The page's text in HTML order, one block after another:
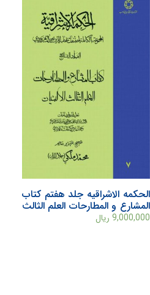
الحکمه الاشراقیه جلد هفتم کتاب
المشارع و المطارحات العلم الثالث
الالهیات
9,000,000 ریال